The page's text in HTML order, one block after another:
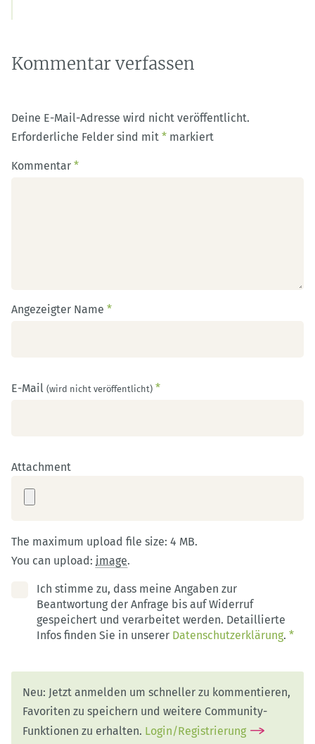
Kommentar verfassen
Deine E-Mail-Adresse wird nicht veröffentlicht.
Erforderliche Felder sind mit * markiert
Kommentar *
Angezeigter Name *
E-Mail (wird nicht veröffentlicht) *
Ich stimme zu, dass meine Angaben zur
Beantwortung der Anfrage bis auf Widerruf
gespeichert und verarbeitet werden. Detaillierte
Infos finden Sie in unserer Datenschutzerklärung. *
Attachment
The maximum upload file size: 4 MB.
You can upload: image.
Neu: Jetzt anmelden um schneller zu kommentieren,
Favoriten zu speichern und weitere Community-
Funktionen zu erhalten. Login/Registrierung